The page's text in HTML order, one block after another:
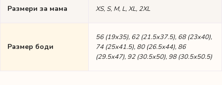
Размери за мама XS, S, M, L, XL, 2XL
Размер боди
56 (19х35), 62 (21.5х37.5), 68 (23х40),
74 (25х41.5), 80 (26.5х44), 86
(29.5х47), 92 (30.5х50), 98 (30.5х50.5)